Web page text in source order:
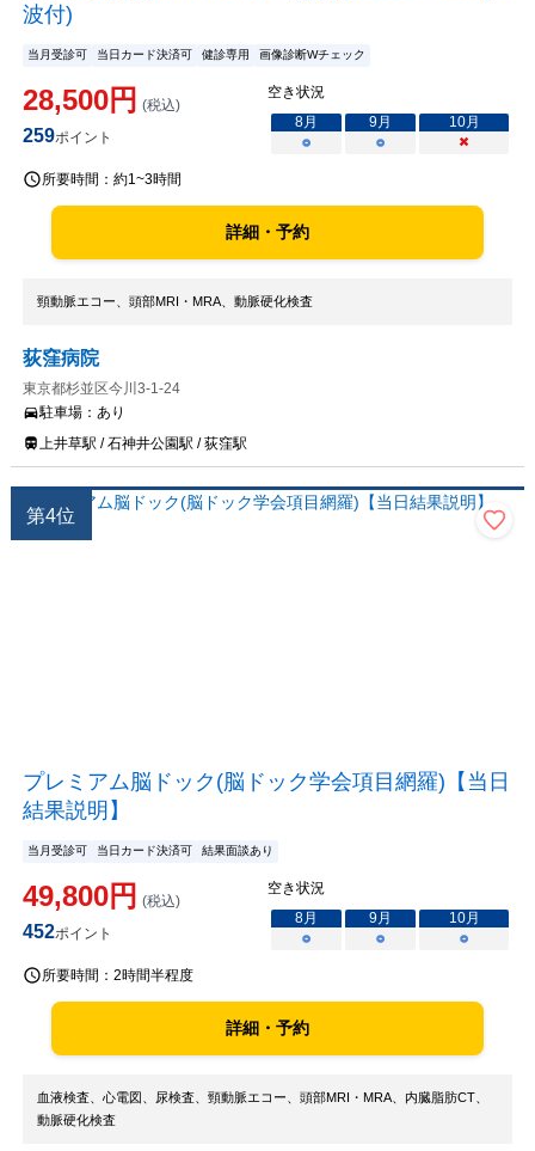
波付)
当月受診可 当日カード決済可 健診専用 画像診断Wチェック
28,500円 (税込)
259ポイント
空き状況
8月 9月 10月
○
○ ×
所要時間： 約1~3時間
詳細・予約
頸動脈エコー、頭部MRI・MRA、動脈硬化検査
荻窪病院
東京都杉並区今川3-1-24
駐車場： あり
上井草駅 / 石神井公園駅 / 荻窪駅
第4位
プレミアム脳ドック(脳ドック学会項目網羅)【当日
結果説明】
当月受診可 当日カード決済可 結果面談あり
49,800円 (税込)
452ポイント
空き状況
8月 9月 10月
○
○ ○
所要時間： 2時間半程度
詳細・予約
血液検査、心電図、尿検査、頸動脈エコー、頭部MRI・MRA、内臓脂肪CT、
動脈硬化検査